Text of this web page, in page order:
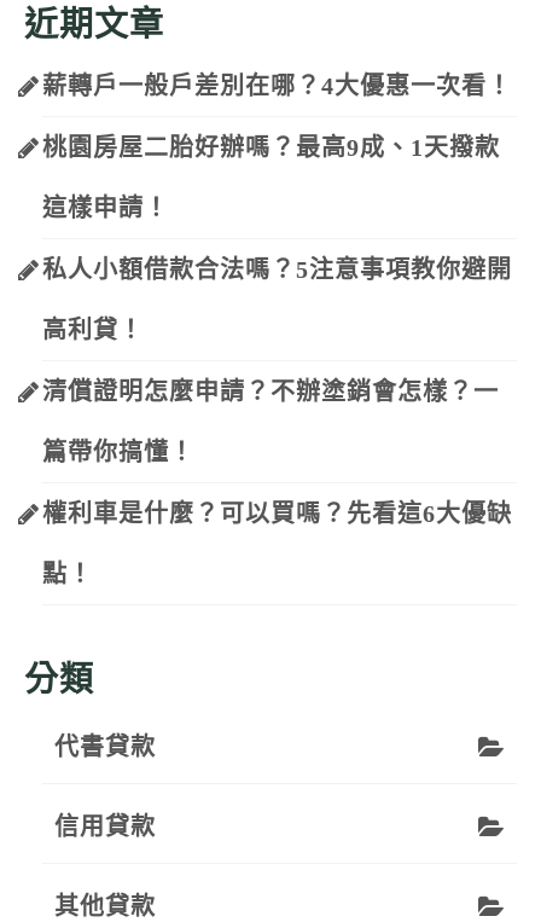
近期文章
薪轉戶一般戶差別在哪？4大優惠一次看！
桃園房屋二胎好辦嗎？最高9成、1天撥款
這樣申請！
私人小額借款合法嗎？5注意事項教你避開
高利貸！
清償證明怎麼申請？不辦塗銷會怎樣？一
篇帶你搞懂！
權利車是什麼？可以買嗎？先看這6大優缺
點！
分類
代書貸款
信用貸款
其他貸款